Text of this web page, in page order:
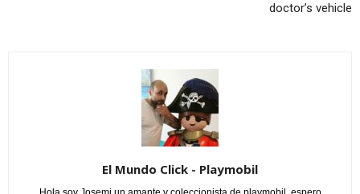
doctor’s vehicle
El Mundo Click - Playmobil